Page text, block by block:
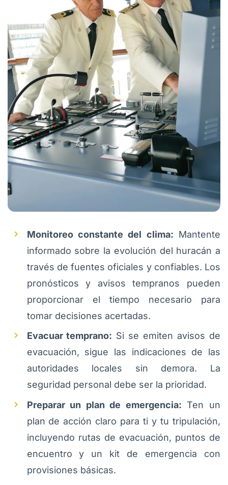
Monitoreo constante del clima: Mantente
informado sobre la evolución del huracán a
través de fuentes oficiales y confiables. Los
pronósticos y avisos tempranos pueden
proporcionar el tiempo necesario para
tomar decisiones acertadas.
Evacuar temprano: Si se emiten avisos de
evacuación, sigue las indicaciones de las
autoridades locales sin demora. La
seguridad personal debe ser la prioridad.
Preparar un plan de emergencia: Ten un
plan de acción claro para ti y tu tripulación,
incluyendo rutas de evacuación, puntos de
encuentro y un kit de emergencia con
provisiones básicas.